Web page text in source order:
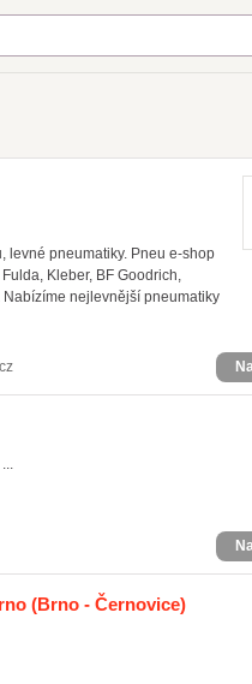
levné pneumatiky. Pneu e-shop
Kleber, BF Goodrich,
nejlevnější pneumatiky
(Brno - Černovice)